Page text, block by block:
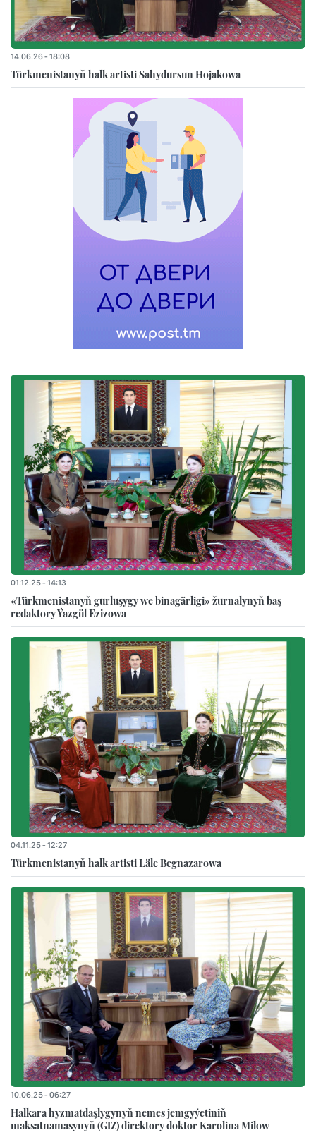
14.06.26 - 18:08
Türkmenistanyň halk artisti Sahydursun Hojakowa
01.12.25 - 14:13
«Türkmenistanyň gurluşygy we binagärligi» žurnalynyň baş
redaktory Ýazgül Ezizowa
04.11.25 - 12:27
Türkmenistanyň halk artisti Läle Begnazarowa
10.06.25 - 06:27
Halkara hyzmatdaşlygynyň nemes jemgyýetiniň
maksatnamasynyň (GIZ) direktory doktor Karolina Milow